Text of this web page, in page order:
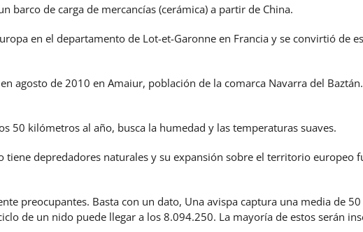
barco de carga de mercancías (cerámica) a partir de China.
en el departamento de Lot-et-Garonne en Francia y se convirtió de
agosto de 2010 en Amaiur, población de la comarca Navarra del
50 kilómetros al año, busca la humedad y las temperaturas suaves.
tiene depredadores naturales y su expansión sobre el territorio europeo
preocupantes. Basta con un dato, Una avispa captura una media de
de un nido puede llegar a los 8.094.250. La mayoría de estos serán